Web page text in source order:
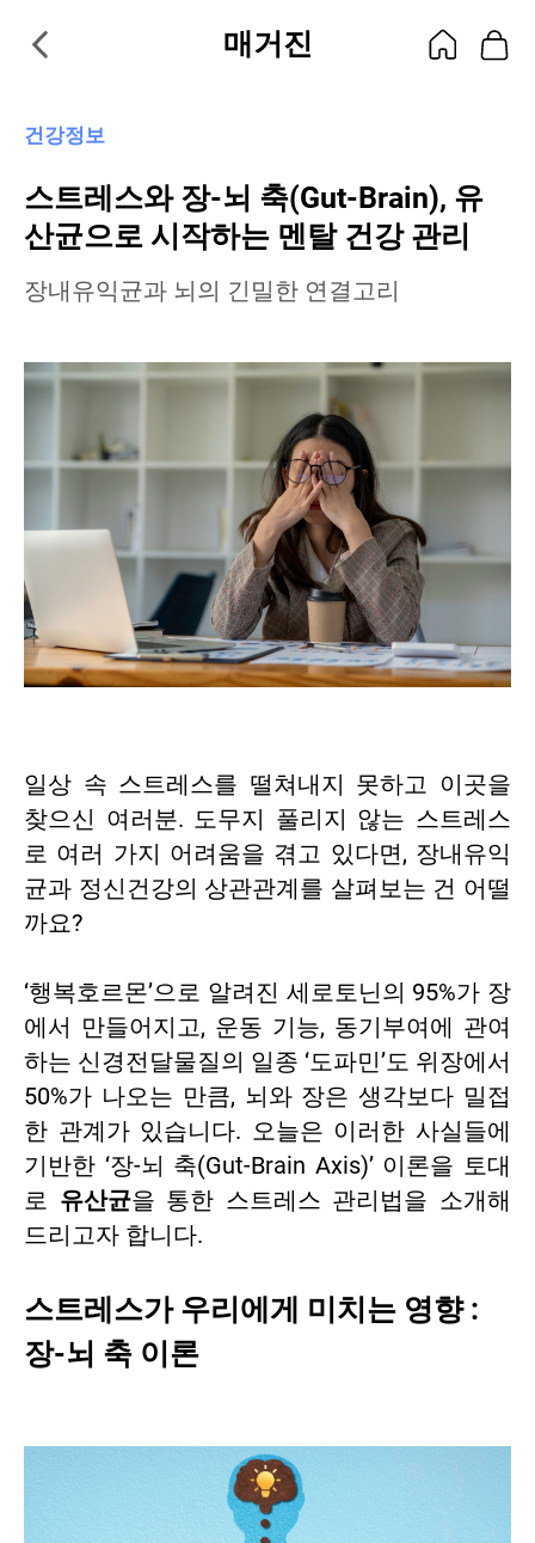
매거진
건강정보
스트레스와 장-뇌 축(Gut-Brain), 유
산균으로 시작하는 멘탈 건강 관리
장내유익균과 뇌의 긴밀한 연결고리
일상 속 스트레스를 떨쳐내지 못하고 이곳을
찾으신 여러분. 도무지 풀리지 않는 스트레스
로 여러 가지 어려움을 겪고 있다면, 장내유익
균과 정신건강의 상관관계를 살펴보는 건 어떨
까요?
‘행복호르몬’으로 알려진 세로토닌의 95%가 장
에서 만들어지고, 운동 기능, 동기부여에 관여
하는 신경전달물질의 일종 ‘도파민’도 위장에서
50%가 나오는 만큼, 뇌와 장은 생각보다 밀접
한 관계가 있습니다. 오늘은 이러한 사실들에
기반한 ‘장-뇌 축(Gut-Brain Axis)’ 이론을 토대
로 유산균을 통한 스트레스 관리법을 소개해
드리고자 합니다.
스트레스가 우리에게 미치는 영향 :
장-뇌 축 이론